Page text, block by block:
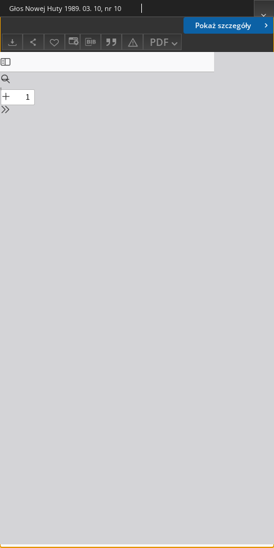
Pokaż szczegóły
PDF
Głos Nowej Huty 1989. 03. 10, nr 10